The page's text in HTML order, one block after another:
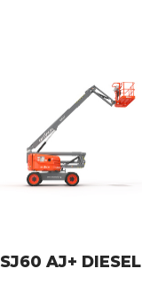
SJ60 AJ+ DIESEL